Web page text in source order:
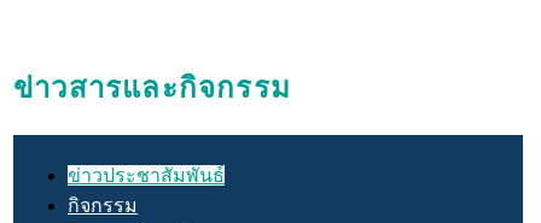
ข่าวสารและกิจกรรม
ข่าวประชาสัมพันธ์
กิจกรรม